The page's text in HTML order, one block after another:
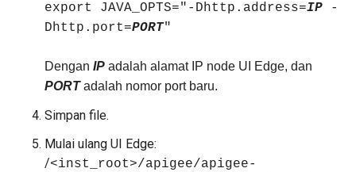
export JAVA_OPTS="-Dhttp.address=IP -
Dhttp.port=PORT"
Dengan IP adalah alamat IP node UI Edge, dan
PORTadalah nomor port baru.
Simpan file.
Mulai ulang UI Edge:
/<inst_root>/apigee/apigee-